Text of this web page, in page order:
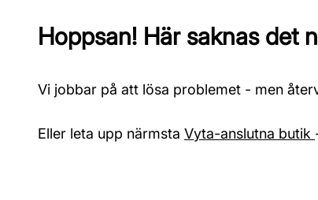
Hoppsan! Här saknas det
Vi jobbar på att lösa problemet - men
Eller leta upp närmsta Vyta-anslutna butik